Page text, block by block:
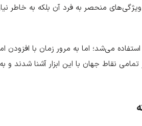
منحصر به فرد آن بلکه به خاطر
می‌شد؛ اما به مرور زمان با افزودن
تمامی نقاط جهان با این ابزار آشنا شدند